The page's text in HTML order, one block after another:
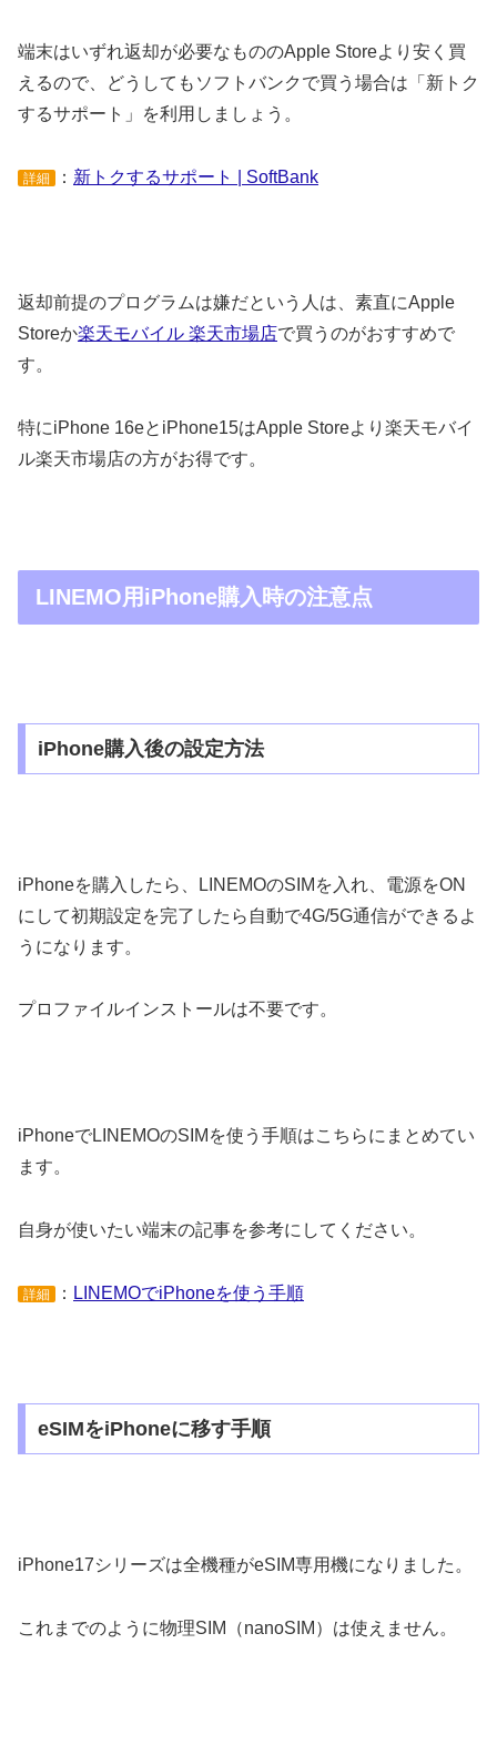
端末はいずれ返却が必要なもののApple Storeより安く買
えるので、どうしてもソフトバンクで買う場合は「新トク
するサポート」を利用しましょう。
詳細 ： 新トクするサポート | SoftBank
返却前提のプログラムは嫌だという人は、素直にApple
Storeか楽天モバイル 楽天市場店で買うのがおすすめで
す。
特にiPhone 16eとiPhone15はApple Storeより楽天モバイ
ル楽天市場店の方がお得です。
LINEMO用iPhone購入時の注意点
iPhone購入後の設定方法
iPhoneを購入したら、LINEMOのSIMを入れ、電源をON
にして初期設定を完了したら自動で4G/5G通信ができるよ
うになります。
プロファイルインストールは不要です。
iPhoneでLINEMOのSIMを使う手順はこちらにまとめてい
ます。
自身が使いたい端末の記事を参考にしてください。
詳細 ： LINEMOでiPhoneを使う手順
eSIMをiPhoneに移す手順
iPhone17シリーズは全機種がeSIM専用機になりました。
これまでのように物理SIM（nanoSIM）は使えません。